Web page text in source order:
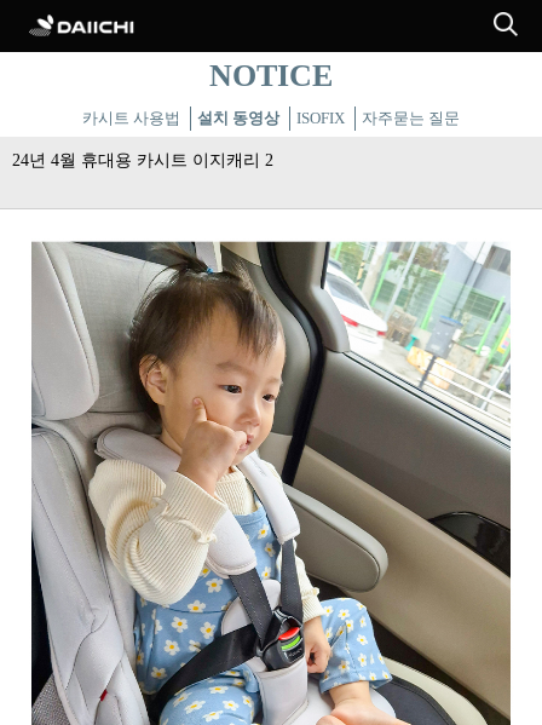
NOTICE
카시트 사용법 설치 동영상 ISOFIX 자주묻는 질문
24년 4월 휴대용 카시트 이지캐리 2